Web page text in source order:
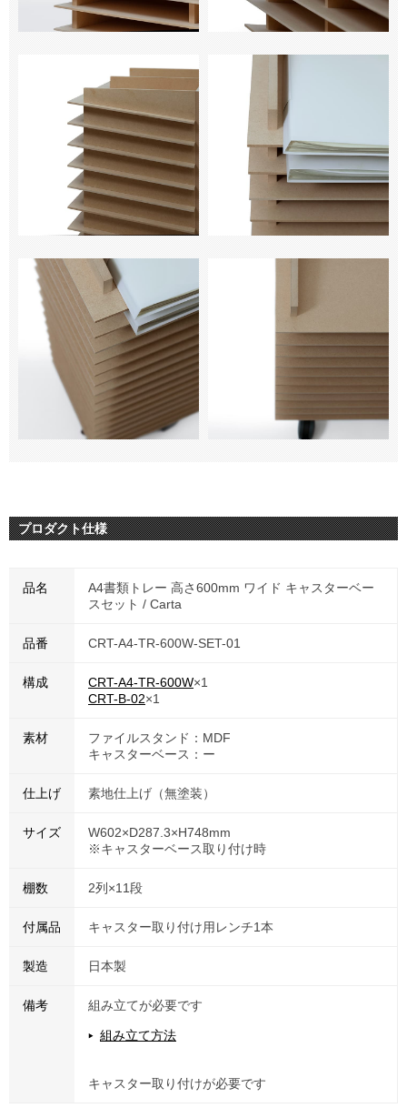
プロダクト仕様
品名
A4書類トレー 高さ600mm ワイド キャスターベー
スセット / Carta
品番 CRT-A4-TR-600W-SET-01
構成 CRT-A4-TR-600W×1
CRT-B-02×1
素材
ファイルスタンド：MDF
キャスターベース：ー
仕上げ 素地仕上げ（無塗装）
サイズ
W602×D287.3×H748mm
※キャスターベース取り付け時
棚数 2列×11段
付属品 キャスター取り付け用レンチ1本
製造 日本製
備考 組み立てが必要です
組み立て方法
キャスター取り付けが必要です